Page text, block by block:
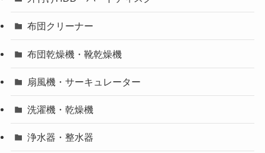
布団クリーナー
布団乾燥機・靴乾燥機
扇風機・サーキュレーター
洗濯機・乾燥機
浄水器・整水器